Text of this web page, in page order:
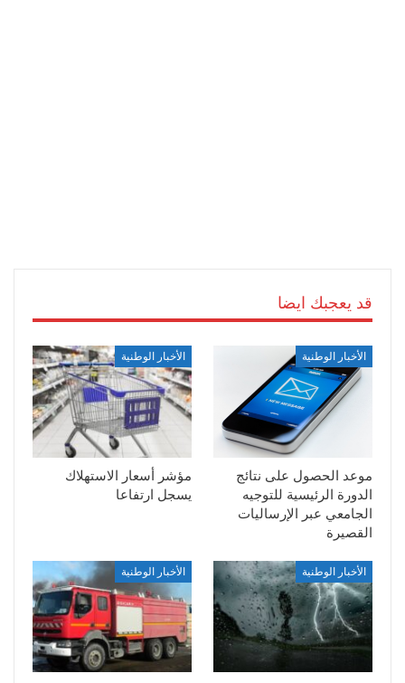
قد يعجبك ايضا
الأخبار الوطنية
موعد الحصول على نتائج
الدورة الرئيسية للتوجيه
الجامعي عبر الإرساليات
القصيرة
الأخبار الوطنية
مؤشر أسعار الاستهلاك
يسجل ارتفاعا
الأخبار الوطنية الأخبار الوطنية